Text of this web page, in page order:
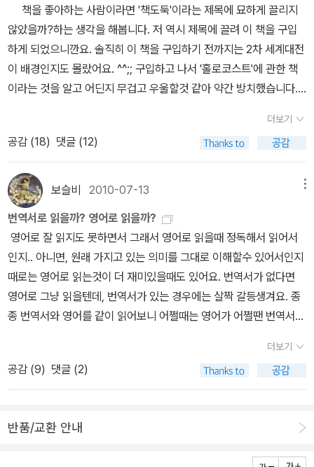
책을 좋아하는 사람이라면 '책도둑'이라는 제목에 묘하게 끌리지
않았을까?하는 생각을 해봅니다. 저 역시 제목에 끌려 이 책을 구입
하게 되었으니깐요. 솔직히 이 책을 구입하기 전까지는 2차 세계대전
이 배경인지도 몰랐어요. ^^;; 구입하고 나서 '홀로코스트'에 관한 책
이라는 것을 알고 어딘지 무겁고 우울할것 같아 약간 방치했습니다....
해주어서 영화를 보기 전에 원작소설을 먼저 읽으면 좋을것 같아서
읽기 시작했어요. 초반에는 스티븐 킹의 'It'과 같이 읽고 있어서 그쪽
으로 치중하다보니 속도를 내서 읽지는 못했어요. 스티븐킹의 'It'은
빨리 읽고 엔딩을 알아내고 싶은 책이라면, 'The Book Thief'는 천
천히 곱씹으면서 읽고 싶은 책이었거든요. 2차 세계대전과 홀로코스
트처럼 무거운 주제를 담고, 게다가 화자가 'Death'임에도 불구하고
전반적으로 제가 예상했던 무거운 느낌이 아닌 따뜻한 느낌이라서 좋
았어요. 그래서 영화 '인생은 아름다워'가 떠올랐어요. 슬프면서도 행
복하고, 행복하면서도 슬픈... 이야기 진행방식이 마음에 들었어
요. 인간에 대해 거리를 두면서 객관적으로 평가를 하는 Death라는
화자 때문에 초반에는 무뚝뚝하고 냉소적이게 느껴졌는데, 리젤을 통
해 인간의 또 다른 아름다움을 보며 서서히 감정(?)의 변화를 느끼는
Death가 마지막에 'I am haunted by humans.'(인간에게 홀렸
어떤 사람은 한없이 악하게 살아가고, 어떤 사람은 한 없이 착하게 살
하며 살아가기도 하는것 같습니다. 그동안 홀로코스트를 다룬 책들
더보기
공감 (18) 댓글 (12)
보슬비 2010-07-13
번역서로 읽을까? 영어로 읽을까?
영어로 잘 읽지도 못하면서 그래서 영어로 읽을때 정독해서 읽어서
인지.. 아니면, 원래 가지고 있는 의미를 그대로 이해할수 있어서인지
때로는 영어로 읽는것이 더 재미있을때도 있어요. 번역서가 없다면
영어로 그냥 읽을텐데, 번역서가 있는 경우에는 살짝 갈등생겨요. 종
종 번역서와 영어를 같이 읽어보니 어쩔때는 영어가 어쩔땐 번역서가
래되서 외서로 읽어야겠다는 생각중. 같은 책으로 보이지 않는
책 2 권으로 분권되서 외서로 읽을까? 생각중이지만 한편으로는 좀
어렵지 않을까?하는 생각에 번역서도 고려중. 그런데 두 책 모두 번
700페이지. 두께가 장난아네요. 가격은 외서가 반값정도라서 외서로
읽을까?하다가 도서관에 번역서가 있어서 번역서로? 영어책이 가
더보기
공감 (9) 댓글 (2)
반품/교환 안내